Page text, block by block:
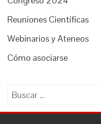
Reuniones Científicas
Webinarios y Ateneos
Cómo asociarse
Buscar: